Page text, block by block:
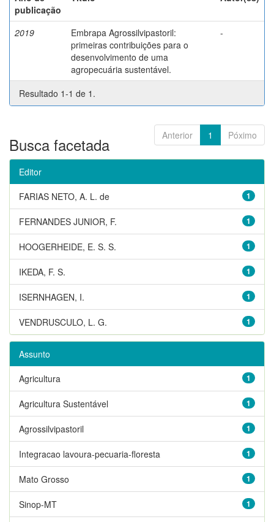
publicação
2019
Embrapa Agrossilvipastoril:
primeiras contribuições para o
desenvolvimento de uma
agropecuária sustentável.
-
Resultado 1-1 de 1.
Anterior 1 Póximo
Busca facetada
Editor
1
FARIAS NETO, A. L. de
1
FERNANDES JUNIOR, F.
1
HOOGERHEIDE, E. S. S.
1
IKEDA, F. S.
1
ISERNHAGEN, I.
1
VENDRUSCULO, L. G.
Assunto
1
Agricultura
1
Agricultura Sustentável
1
Agrossilvipastoril
1
Integracao lavoura-pecuaria-floresta
1
Mato Grosso
1
Sinop-MT